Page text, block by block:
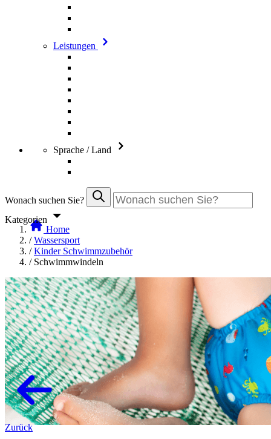
Leistungen
Sprache / Land
Wonach suchen Sie?
Kategorien
Zurück
Home
/ Wassersport
/ Kinder Schwimmzubehör
/ Schwimmwindeln